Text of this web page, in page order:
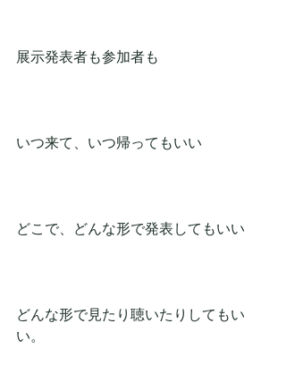
展示発表者も参加者も
いつ来て、いつ帰ってもいい
どこで、どんな形で発表してもいい
どんな形で見たり聴いたりしてもい
い。